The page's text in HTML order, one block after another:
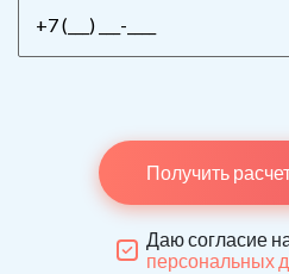
Получить
Даю согласие
персональных